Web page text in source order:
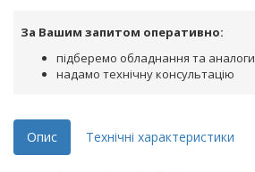
За Вашим запитом оперативно:
підберемо обладнання та аналоги
надамо технічну консультацію
Опис Технічні характеристики